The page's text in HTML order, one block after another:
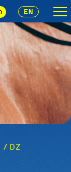
/ DZ
EN